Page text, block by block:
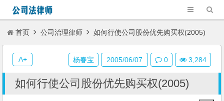
首页 公司治理律师 如何行使公司股份优先购买权(2005)
如何行使公司股份优先购买权(2005)
杨春宝 2005/06/07 0 3,284
A+